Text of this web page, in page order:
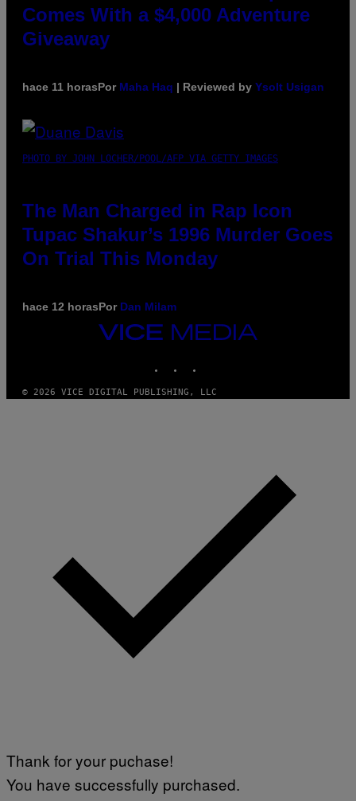
Comes With a $4,000 Adventure
Giveaway
hace 11 horasPor Maha Haq | Reviewed by Ysolt Usigan
PHOTO BY JOHN LOCHER/POOL/AFP VIA GETTY IMAGES
The Man Charged in Rap Icon
Tupac Shakur’s 1996 Murder Goes
On Trial This Monday
hace 12 horasPor Dan Milam
VICE
MEDIA
© 2026 VICE DIGITAL PUBLISHING, LLC
Thank for your puchase!
You have successfully purchased.